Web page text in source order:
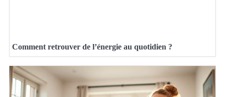
Comment retrouver de l’énergie au quotidien ?